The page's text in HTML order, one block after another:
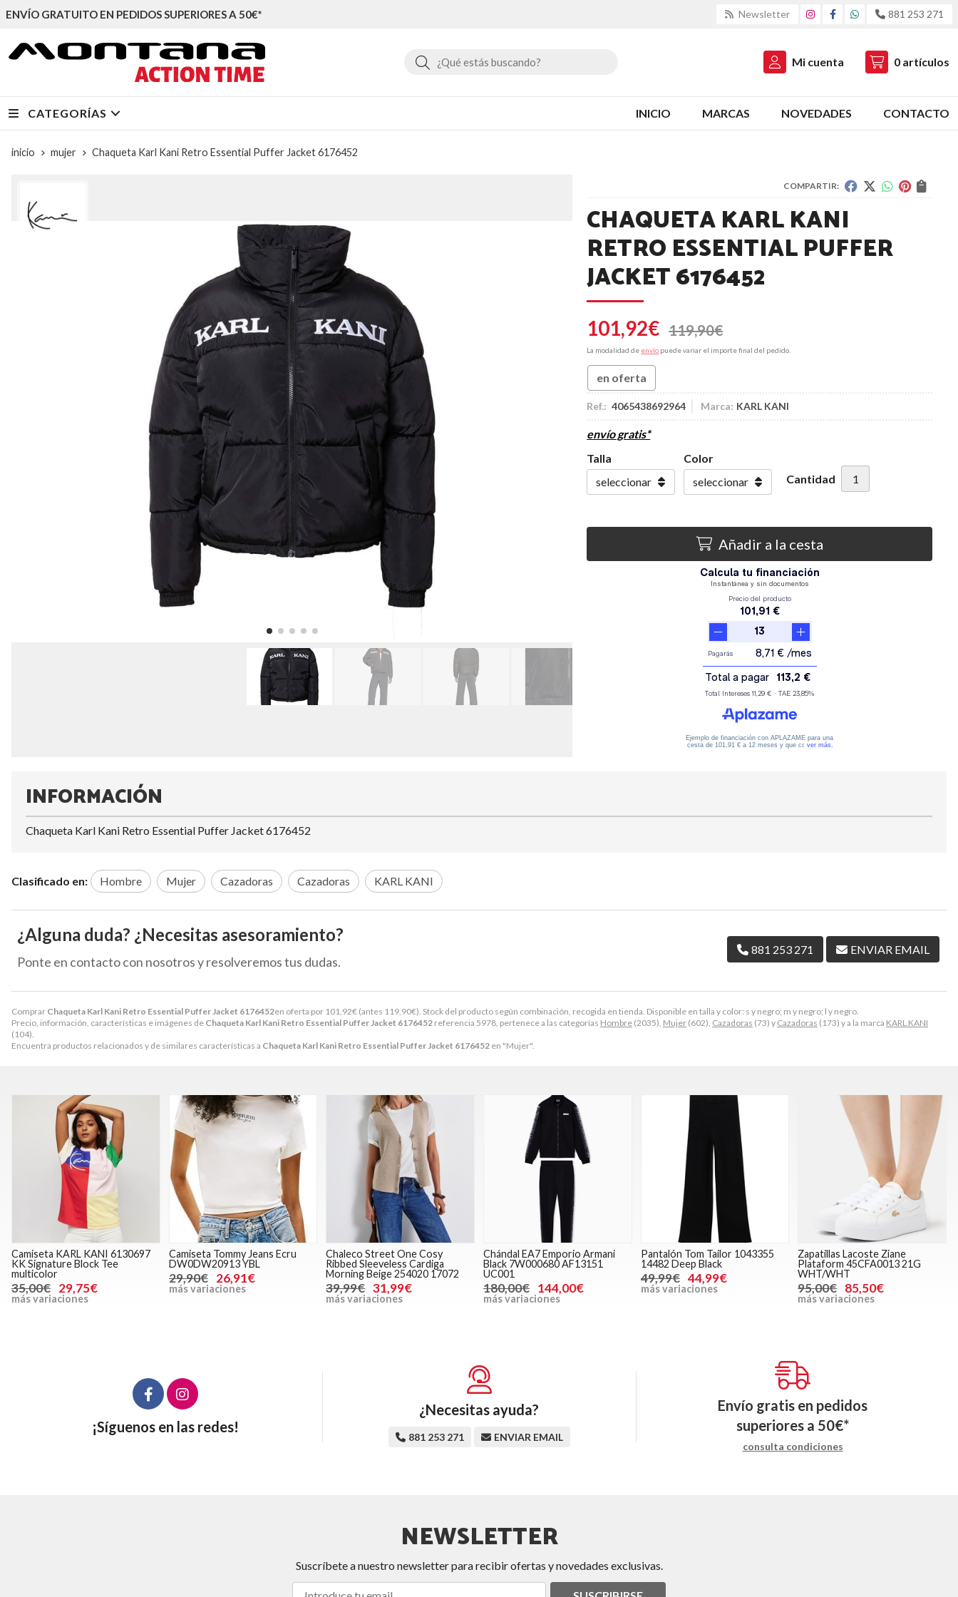
ENVÍO GRATUITO EN PEDIDOS SUPERIORES A 50€* Newsletter 881 253 271
Buscar Mi cuenta 0 artículos
CATEGORÍAS INICIO MARCAS NOVEDADES CONTACTO
inicio mujer Chaqueta Karl Kani Retro Essential Puffer Jacket 6176452
COMPARTIR:
CHAQUETA KARL KANI
RETRO ESSENTIAL PUFFER
JACKET 6176452
101,92€ 119,90€
La modalidad de envío puede variar el importe final del pedido.
en oferta
Ref.: 4065438692964 Marca: KARL KANI
envío gratis*
Talla
Color
Cantidad
Añadir a la cesta
Comprar Chaqueta Karl Kani Retro Essential Puffer Jacket 6176452en oferta por 101,92€ (antes 119,90€). Stock del producto según combinación, recogida en tienda. Disponible en talla y color: s y negro; m y negro; l y negro.
Precio, información, características e imágenes de Chaqueta Karl Kani Retro Essential Puffer Jacket 6176452 referencia 5978, pertenece a las categorías Hombre (2035), Mujer (602), Cazadoras (73) y Cazadoras (173) y a la marca KARL KANI
(104).
Encuentra productos relacionados y de similares características a Chaqueta Karl Kani Retro Essential Puffer Jacket 6176452 en "Mujer".
INFORMACIÓN
Chaqueta Karl Kani Retro Essential Puffer Jacket 6176452
Clasificado en: Hombre Mujer Cazadoras Cazadoras KARL KANI
¿Alguna duda? ¿Necesitas asesoramiento?
Ponte en contacto con nosotros y resolveremos tus dudas.
881 253 271 ENVIAR EMAIL
Camiseta KARL KANI 6130697
KK Signature Block Tee
multicolor
35,00€ 29,75€
más variaciones
Camiseta Tommy Jeans Ecru
DW0DW20913 YBL
29,90€ 26,91€
más variaciones
Chaleco Street One Cosy
Ribbed Sleeveless Cardiga
Morning Beige 254020 17072
39,99€ 31,99€
más variaciones
Chándal EA7 Emporio Armani
Black 7W000680 AF13151
UC001
180,00€ 144,00€
más variaciones
Pantalón Tom Tailor 1043355
14482 Deep Black
49,99€ 44,99€
más variaciones
Zapatillas Lacoste Ziane
Plataform 45CFA0013 21G
WHT/WHT
95,00€ 85,50€
más variaciones
¡Síguenos en las redes!
¿Necesitas ayuda?
881 253 271 ENVIAR EMAIL
Envío gratis en pedidos
superiores a 50€*
consulta condiciones
NEWSLETTER
Suscríbete a nuestro newsletter para recibir ofertas y novedades exclusivas.